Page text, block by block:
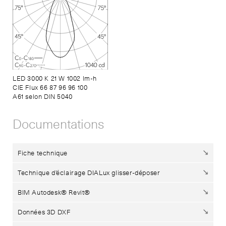
LED 3000 K 21 W 1002 lm-h
CIE Flux 66 87 96 96 100
A61 selon DIN 5040
Documentations
Fiche technique
Technique d’éclairage DIALux glisser-déposer
BIM Autodesk® Revit®
Données 3D DXF